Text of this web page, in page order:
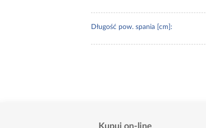
Długość pow. spania [cm]: